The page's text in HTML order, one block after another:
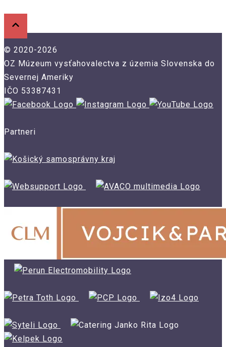
© 2020-2026
OZ Múzeum vysťahovalectva z územia Slovenska do
Severnej Ameriky
IČO 53387431
Partneri